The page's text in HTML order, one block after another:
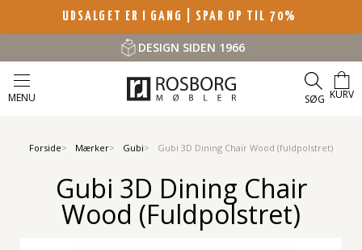
UDSALGET ER I GANG | SPAR OP TIL 70%
DESIGN SIDEN 1966
MENU SØG KURV
Forside Mærker Gubi Gubi 3D Dining Chair Wood (fuldpolstret)
Gubi 3D Dining Chair
Wood (fuldpolstret)